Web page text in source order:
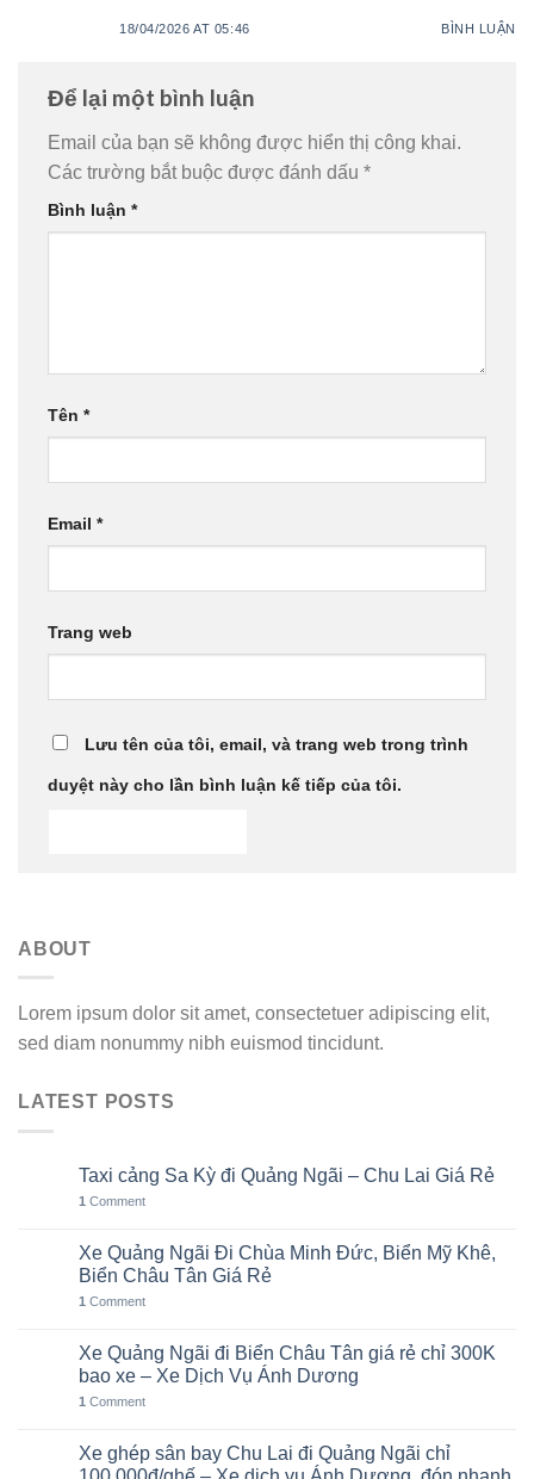
18/04/2026 AT 05:46 BÌNH LUẬN
Để lại một bình luận
Email của bạn sẽ không được hiển thị công khai.
Các trường bắt buộc được đánh dấu *
Bình luận *
Tên *
Email *
Trang web
Lưu tên của tôi, email, và trang web trong trình
duyệt này cho lần bình luận kế tiếp của tôi.
ABOUT
Lorem ipsum dolor sit amet, consectetuer adipiscing elit,
sed diam nonummy nibh euismod tincidunt.
LATEST POSTS
Taxi cảng Sa Kỳ đi Quảng Ngãi – Chu Lai Giá Rẻ
1 Comment
Xe Quảng Ngãi Đi Chùa Minh Đức, Biển Mỹ Khê,
Biển Châu Tân Giá Rẻ
1 Comment
Xe Quảng Ngãi đi Biển Châu Tân giá rẻ chỉ 300K
bao xe – Xe Dịch Vụ Ánh Dương
1 Comment
Xe ghép sân bay Chu Lai đi Quảng Ngãi chỉ